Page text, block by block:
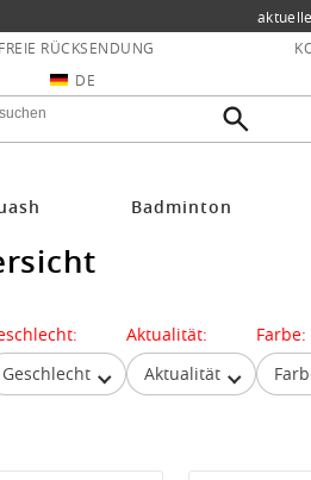
RÜCKSENDUNG
DE
Badminton
Geschlecht
Aktualität:
Aktualität
Farbe: